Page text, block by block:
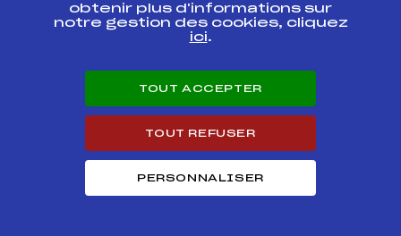
AAPF0221.FFS
ALPES CRJ
Benjamins
Montgenèvre U 14
Dames
FFS
CRJ U14
Trophée Banque
Alpes** CRJ U14
obtenir plus d'informations sur
notre gestion des cookies, cliquez
ici.
TOUT ACCEPTER
TOUT REFUSER
PERSONNALISER